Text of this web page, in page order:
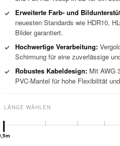
✓
Erweiterte Farb- und
neuesten Standards wie HDR10,
Bilder garantiert.
✓ Hochwertige Verarbeitung:
Schirmung für eine zuverlässige
✓
Robustes Kabeldesign: Mit AWG
PVC-Mantel für hohe Flexibilität
LÄNGE WÄHLEN